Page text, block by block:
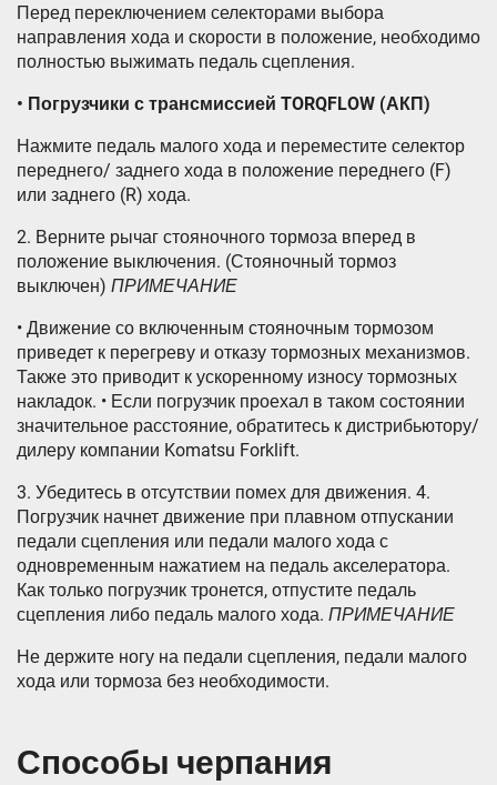
Перед переключением селекторами выбора
направления хода и скорости в положение, необходимо
полностью выжимать педаль сцепления.
• Погрузчики с трансмиссией TORQFLOW (АКП)
Нажмите педаль малого хода и переместите селектор
переднего/ заднего хода в положение переднего (F)
или заднего (R) хода.
2. Верните рычаг стояночного тормоза вперед в
положение выключения. (Стояночный тормоз
выключен) ПРИМЕЧАНИЕ
• Движение со включенным стояночным тормозом
приведет к перегреву и отказу тормозных механизмов.
Также это приводит к ускоренному износу тормозных
накладок. • Если погрузчик проехал в таком состоянии
значительное расстояние, обратитесь к дистрибьютору/
дилеру компании Komatsu Forklift.
3. Убедитесь в отсутствии помех для движения. 4.
Погрузчик начнет движение при плавном отпускании
педали сцепления или педали малого хода с
одновременным нажатием на педаль акселератора.
Как только погрузчик тронется, отпустите педаль
сцепления либо педаль малого хода. ПРИМЕЧАНИЕ
Не держите ногу на педали сцепления, педали малого
хода или тормоза без необходимости.
Способы черпания